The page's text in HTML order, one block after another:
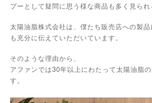
プーとして疑問に思う様な商品も多く見られ
太陽油脂株式会社は、僕たち販売店への製
も充分に伝えていただいています。
そのような理由から、
アファンでは30年以上にわたって太陽油脂
す。